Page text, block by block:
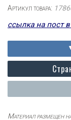
Артикул товара:
ссылка на пост в
Материал размещен